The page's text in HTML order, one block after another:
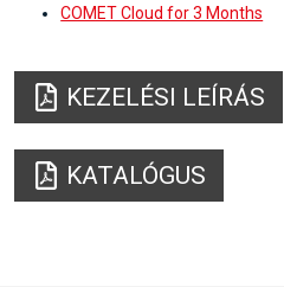
COMET Cloud for 3 Months
KEZELÉSI LEÍRÁS
KATALÓGUS